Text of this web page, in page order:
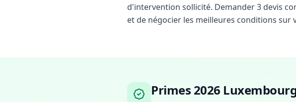
d'intervention sollicité. Demander 3 devis
et de négocier les meilleures conditions sur
Primes 2026